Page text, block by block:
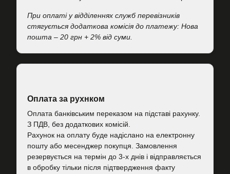
При оплаті у відділеннях служб перевізників
стягується додаткова комісія до платежу: Нова
пошта – 20 грн + 2% від суми.
Оплата за рухнком
Оплата банківським переказом на підставі рахунку.
З ПДВ, без додаткових комісій.
Рахунок на оплату буде надіслано на електронну
пошту або месенджер покупця. Замовлення
резервується на термін до 3-х днів і відправляється
в обробку тільки після підтвердження факту